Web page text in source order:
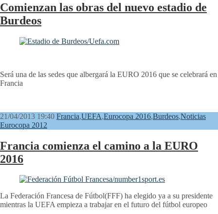
Comienzan las obras del nuevo estadio de
Burdeos
Será una de las sedes que albergará la EURO 2016 que se celebrará en
Francia
21/04/2013 19:40 Francia,UEFA,Eurocopa 2016,Burdeos,Noticias
Eurocopa 2012
Francia comienza el camino a la EURO
2016
La Federación Francesa de Fútbol(FFF) ha elegido ya a su presidente
mientras la UEFA empieza a trabajar en el futuro del fútbol europeo